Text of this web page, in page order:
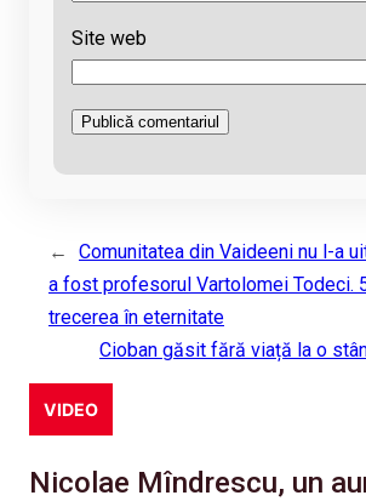
Site web
←
Comunitatea din Vaideeni nu l-a
a fost profesorul Vartolomei Todeci.
trecerea în eternitate
Cioban găsit fără viață la o
VIDEO
Nicolae Mîndrescu, un